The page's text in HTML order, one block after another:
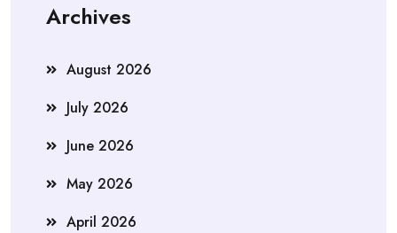
Archives
August 2026
July 2026
June 2026
May 2026
April 2026